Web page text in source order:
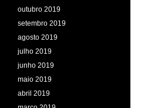
outubro 2019
setembro 2019
agosto 2019
julho 2019
junho 2019
maio 2019
abril 2019